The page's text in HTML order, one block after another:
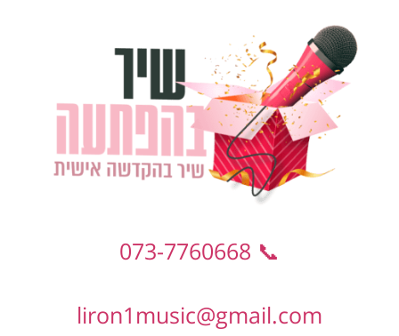
📞 073-7760668
liron1music@gmail.com